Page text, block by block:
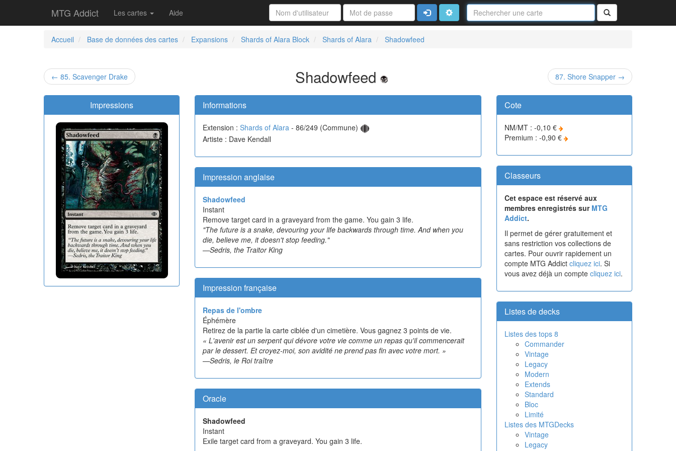
MTG Addict Les cartes Aide
Nom
de
la
Rechercher
ConnexionAvancé
Accueil
Base de données des cartes Expansions Shards of Alara Block Shards of Alara Shadowfeed
← 85. Scavenger Drake Shadowfeed 87. Shore Snapper →
Impressions Informations
Extension : Shards of Alara - 86/249 (Commune)
Artiste : Dave Kendall
Impression anglaise
Shadowfeed
Instant
Remove target card in a graveyard from the game. You gain 3 life.
"The future is a snake, devouring your life backwards through time. And when you
die, believe me, it doesn't stop feeding."
—Sedris, the Traitor King
Impression française
Repas de l'ombre
Éphémère
Retirez de la partie la carte ciblée d'un cimetière. Vous gagnez 3 points de vie.
« L'avenir est un serpent qui dévore votre vie comme un repas qu'il commencerait
par le dessert. Et croyez-moi, son avidité ne prend pas fin avec votre mort. »
—Sedris, le Roi traître
Oracle
Shadowfeed
Instant
Exile target card from a graveyard. You gain 3 life.
Cote
NM/MT : -0,10 €
Premium : -0,90 €
Classeurs
Cet espace est réservé aux
membres enregistrés sur MTG
Addict.
Il permet de gérer gratuitement et
sans restriction vos collections de
cartes. Pour ouvrir rapidement un
compte MTG Addict cliquez ici. Si
vous avez déjà un compte cliquez ici.
Listes de decks
Listes des tops 8
Commander
Vintage
Legacy
Modern
Extends
Standard
Bloc
Limité
Listes des MTGDecks
Vintage
Legacy